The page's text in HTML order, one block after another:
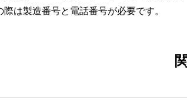
は製造番号と電話番号が必要です。